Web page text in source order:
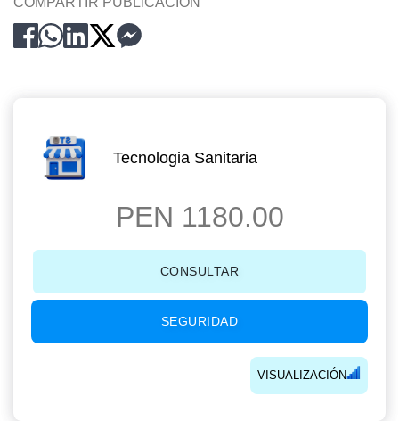
Tecnologia Sanitaria
PEN 1180.00
CONSULTAR
SEGURIDAD
VISUALIZACIÓN